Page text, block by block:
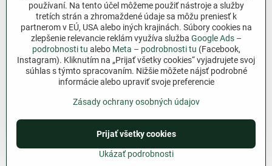
Ďakujeme za podporu
Sme slovenský e-shop bez dotácií​. Fungujeme len
vďaka vám – ľuďom, ktorí veria v poctivú prácu a
lásku k pôde​. Každý nákup na Jutro​.sk nám pomáha
pokračovať v tom, čo má zmysel – pomáhať
záhradkárom zadarmo a srdcom​.
©2026Copyright
Predvoľby súkromiaZásady ochrany osobných údajov
Podmienky používania
Vytvorené pomocou:BiznisWeb.sk
používaní. Na tento účel môžeme použiť nástroje a služby
tretích strán a zhromaždené údaje sa môžu preniesť k
partnerom v EÚ, USA alebo iných krajinách. Súbory cookies na
zlepšenie relevancie reklám využíva služba Google Ads –
podrobnosti tu alebo Meta – podrobnosti tu (Facebook,
Instagram). Kliknutím na „Prijať všetky cookies“ vyjadrujete svoj
súhlas s týmto spracovaním. Nižšie môžete nájsť podrobné
informácie alebo upraviť svoje preferencie
Zásady ochrany osobných údajov
Ukázať podrobnosti
Prijať všetky cookies